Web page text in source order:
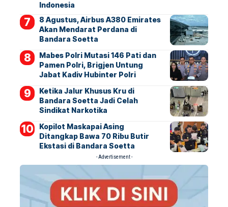
Indonesia
8 Agustus, Airbus A380 Emirates
Akan Mendarat Perdana di
Bandara Soetta
Mabes Polri Mutasi 146 Pati dan
Pamen Polri, Brigjen Untung
Jabat Kadiv Hubinter Polri
Ketika Jalur Khusus Kru di
Bandara Soetta Jadi Celah
Sindikat Narkotika
Kopilot Maskapai Asing
Ditangkap Bawa 70 Ribu Butir
Ekstasi di Bandara Soetta
- Advertisement -